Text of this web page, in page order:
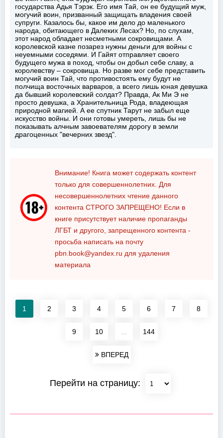
государства Адья Тэрэк. Его имя Тай, он ее будущий муж,
могучий воин, призванный защищать владения своей
супруги. Казалось бы, какое им дело до маленького
народа, обитающего в Далеких Лесах? Но, по слухам,
этот народ обладает несметными сокровищами. А
королевской казне позарез нужны деньги для войны с
неуемными соседями. И Гайят отправляет своего
будущего мужа в поход, чтобы он добыл себе славу, а
королевству – сокровища. Но разве мог себе представить
могучий воин Тай, что противостоять ему будут не
полчища восточных варваров, а всего лишь юная девушка
да бывший королевский солдат? Правда, Ак Ми Э не
просто девушка, а Хранительница Рода, владеющая
природной магией. А ее спутник Тарут не забыл еще
искусство войны. И они готовы умереть, лишь бы не
показывать алчным завоевателям дорогу в земли
драгоценных "вечерних звезд".
Внимание! Книга может содержать контент
только для совершеннолетних. Для
несовершеннолетних чтение данного
контента СТРОГО ЗАПРЕЩЕНО! Если в
книге присутствует наличие пропаганды
ЛГБТ и другого, запрещенного контента -
просьба написать на почту
pbn.book@yandex.ru для удаления
материала
1 2 3 4 5 6 7 8
9 10 144
ВПЕРЕД
Перейти на страницу: